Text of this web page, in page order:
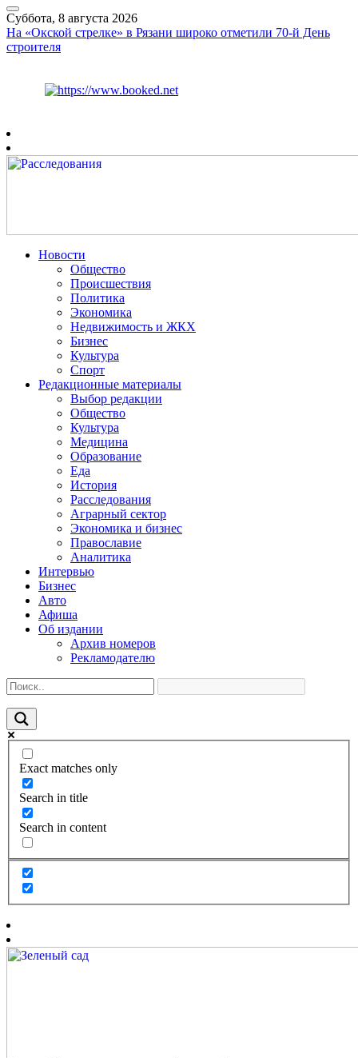
Суббота, 8 августа 2026
На «Окской стрелке» в Рязани широко отметили 70-й День
строителя
Новости
Общество
Происшествия
Политика
Экономика
Недвижимость и ЖКХ
Бизнес
Культура
Спорт
Редакционные материалы
Выбор редакции
Общество
Культура
Медицина
Образование
Еда
История
Расследования
Аграрный сектор
Экономика и бизнес
Православие
Аналитика
Интервью
Бизнес
Авто
Афиша
Об издании
Архив номеров
Рекламодателю
Exact matches only
Search in title
Search in content